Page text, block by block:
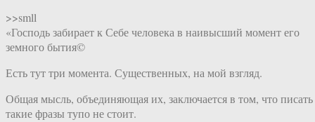
>>smll
«Господь забирает к Себе человека в наивысший момент его
земного бытия©
Есть тут три момента. Существенных, на мой взгляд.
Общая мысль, объединяющая их, заключается в том, что писать
такие фразы тупо не стоит.